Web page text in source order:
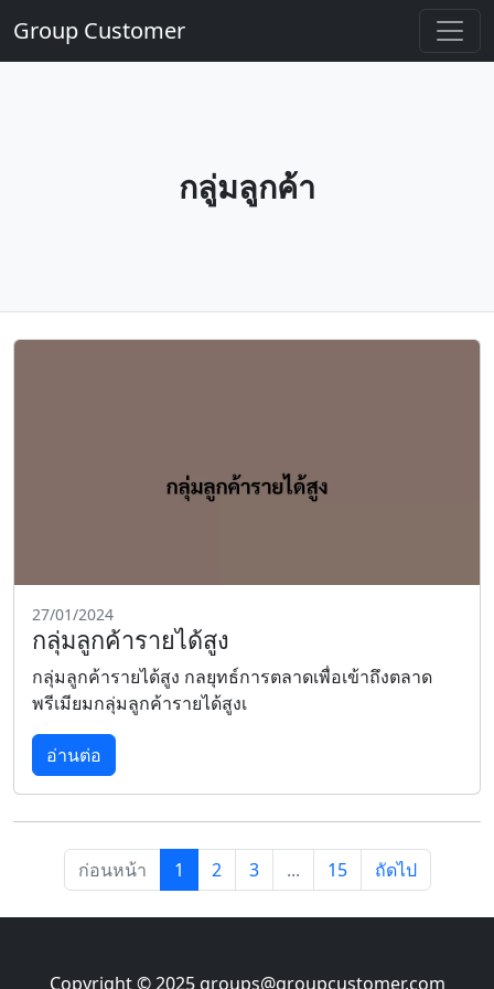
Group Customer
กลู่มลูกค้า
27/01/2024
กลุ่มลูกค้ารายได้สูง
กลุ่มลูกค้ารายได้สูง กลยุทธ์การตลาดเพื่อเข้าถึงตลาด
พรีเมียมกลุ่มลูกค้ารายได้สูงเ
อ่านต่อ
ก่อนหน้า 1 2 3 ... 15 ถัดไป
Copyright © 2025 groups@groupcustomer.com